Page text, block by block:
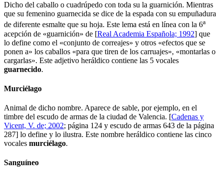
Dicho del caballo o cuadrúpedo con toda su la guarnición. Mientras
que su femenino guarnecida se dice de la espada con su empuñadura
de diferente esmalte que su hoja. Este lema está en línea con la 6a
acepción de «guarnición» de [Real Academia Española; 1992] que
lo define como el «conjunto de correajes» y otros «efectos que se
ponen a» los caballos «para que tiren de los carruajes», «montarlas o
cargarlas». Este adjetivo heráldico contiene las 5 vocales
guarnecido.
Murciélago
Animal de dicho nombre. Aparece de sable, por ejemplo, en el
timbre del escudo de armas de la ciudad de Valencia. [Cadenas y
Vicent, V. de; 2002; página 124 y escudo de armas 643 de la página
287] lo define y lo ilustra. Este nombre heráldico contiene las cinco
vocales murciélago.
Sanguíneo